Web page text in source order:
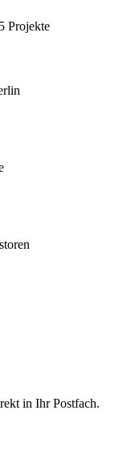
Projekte
in Ihr Postfach.